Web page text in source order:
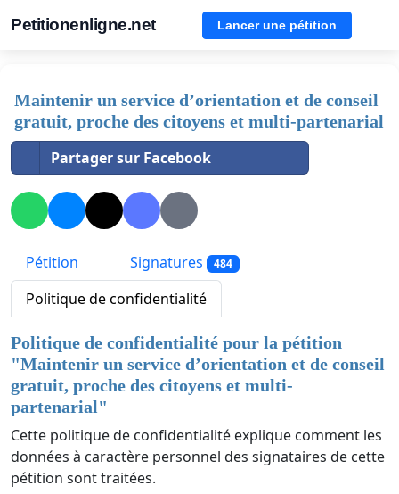
Petitionenligne.net Lancer une pétition
Maintenir un service d’orientation et de conseil
gratuit, proche des citoyens et multi-partenarial
Partager sur Facebook
Pétition Signatures 484
Politique de confidentialité
Politique de confidentialité pour la pétition
"Maintenir un service d’orientation et de conseil
gratuit, proche des citoyens et multi-
partenarial"
Cette politique de confidentialité explique comment les
données à caractère personnel des signataires de cette
pétition sont traitées.